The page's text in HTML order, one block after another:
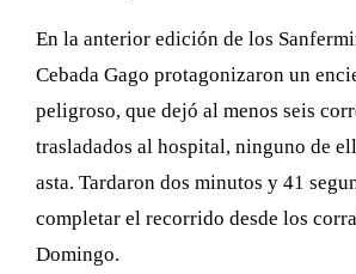
En la anterior edición de los
Cebada Gago protagonizaron un
peligroso, que dejó al menos seis
trasladados al hospital, ninguno de
asta. Tardaron dos minutos y 41
completar el recorrido desde los
Domingo.